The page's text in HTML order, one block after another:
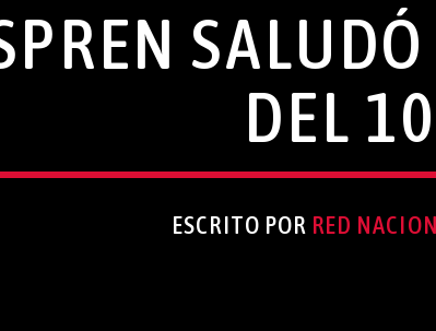
DEL
ESCRITO POR RED